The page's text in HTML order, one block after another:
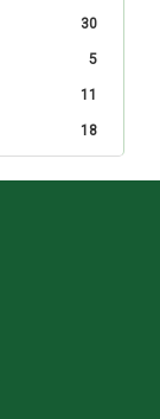
30
5
11
18